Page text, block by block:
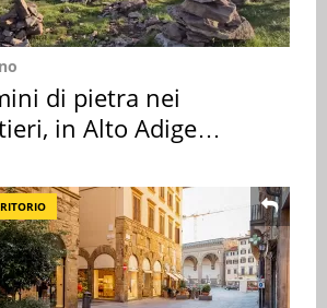
di pietra nei
in Alto Adige